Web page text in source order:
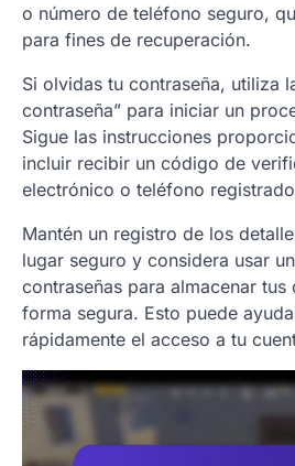
o número de teléfono seguro,
para fines de recuperación.
Si olvidas tu contraseña, utiliza
contraseña” para iniciar un
Sigue las instrucciones
incluir recibir un código de
electrónico o teléfono
Mantén un registro de los
lugar seguro y considera usar
contraseñas para almacenar tus
forma segura. Esto puede
rápidamente el acceso a tu